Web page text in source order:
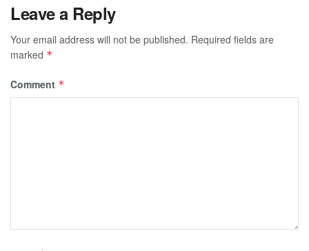
Leave a Reply
Your email address will not be published. Required fields are
marked *
Comment *